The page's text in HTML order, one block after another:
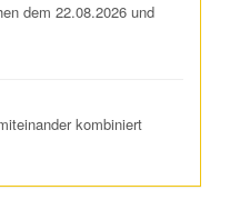
dem 22.08.2026 und
kombiniert